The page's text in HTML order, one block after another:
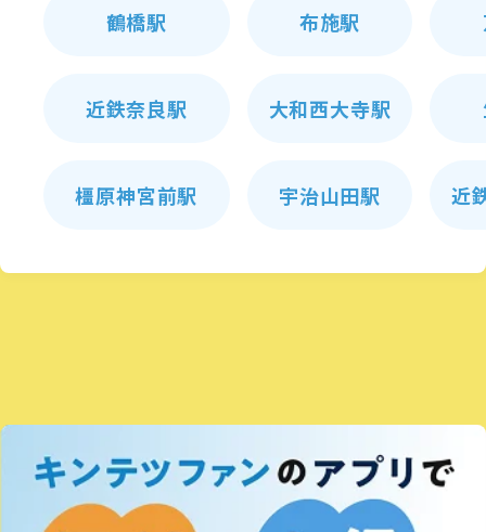
鶴橋駅 布施駅
近鉄奈良駅 大和西大寺駅
橿原神宮前駅 宇治山田駅 近